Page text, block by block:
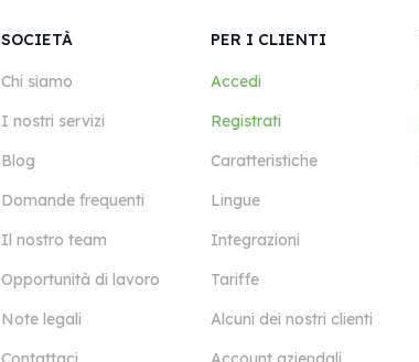
SOCIETÀ
Chi siamo
I nostri servizi
Blog
Domande frequenti
Il nostro team
Opportunità di lavoro
Note legali
PER I CLIENTI
Accedi
Registrati
Caratteristiche
Lingue
Integrazioni
Tariffe
Alcuni dei nostri clienti